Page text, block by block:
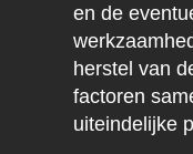
en de
herstel van
factoren
uiteindelijke